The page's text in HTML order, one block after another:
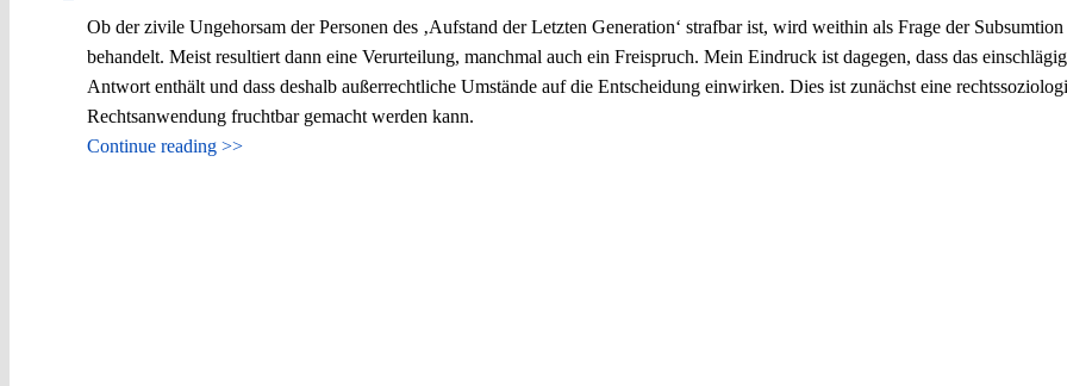
Ob der zivile Ungehorsam der Personen des ‚Aufstand der Letzten Generation‘ strafbar ist, wird weithin als Frage der
behandelt. Meist resultiert dann eine Verurteilung, manchmal auch ein Freispruch. Mein Eindruck ist dagegen, dass das
Antwort enthält und dass deshalb außerrechtliche Umstände auf die Entscheidung einwirken. Dies ist zunächst eine
Rechtsanwendung fruchtbar gemacht werden kann.
Continue reading >>